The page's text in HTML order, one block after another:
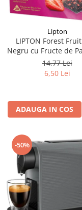
Lipton
LIPTON Forest
Negru cu Fructe de
Capsuni Piramide
(TDV 30.08.2026)
14,77 Lei
6,50 Lei
ADAUGA IN COS
-50%